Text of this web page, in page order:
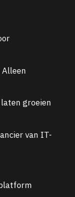
groeien
van IT-